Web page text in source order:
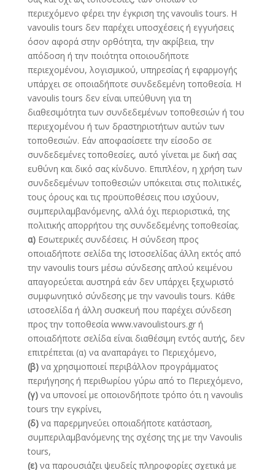
περιεχόμενο φέρει την έγκριση της vavoulis tours. Η
vavoulis tours δεν παρέχει υποσχέσεις ή εγγυήσεις
όσον αφορά στην ορθότητα, την ακρίβεια, την
απόδοση ή την ποιότητα οποιουδήποτε
περιεχομένου, λογισμικού, υπηρεσίας ή εφαρμογής
υπάρχει σε οποιαδήποτε συνδεδεμένη τοποθεσία. Η
vavoulis tours δεν είναι υπεύθυνη για τη
διαθεσιμότητα των συνδεδεμένων τοποθεσιών ή του
περιεχομένου ή των δραστηριοτήτων αυτών των
τοποθεσιών. Εάν αποφασίσετε την είσοδο σε
συνδεδεμένες τοποθεσίες, αυτό γίνεται με δική σας
ευθύνη και δικό σας κίνδυνο. Επιπλέον, η χρήση των
συνδεδεμένων τοποθεσιών υπόκειται στις πολιτικές,
τους όρους και τις προϋποθέσεις που ισχύουν,
συμπεριλαμβανόμενης, αλλά όχι περιοριστικά, της
πολιτικής απορρήτου της συνδεδεμένης τοποθεσίας.
α)Εσωτερικές συνδέσεις. Η σύνδεση προς
οποιαδήποτε σελίδα της Ιστοσελίδας άλλη εκτός από
την vavoulis tours μέσω σύνδεσης απλού κειμένου
απαγορεύεται αυστηρά εάν δεν υπάρχει ξεχωριστό
συμφωνητικό σύνδεσης με την vavoulis tours. Κάθε
ιστοσελίδα ή άλλη συσκευή που παρέχει σύνδεση
προς την τοποθεσία www.vavoulistours.gr ή
οποιαδήποτε σελίδα είναι διαθέσιμη εντός αυτής, δεν
επιτρέπεται (α) να αναπαράγει το Περιεχόμενο,
(β)να χρησιμοποιεί περιβάλλον προγράμματος
περιήγησης ή περιθωρίου γύρω από το Περιεχόμενο,
(γ)να υπονοεί με οποιονδήποτε τρόπο ότι η vavoulis
tours την εγκρίνει,
(δ)να παρερμηνεύει οποιαδήποτε κατάσταση,
συμπεριλαμβανόμενης της σχέσης της με την Vavoulis
tours,
(ε)να παρουσιάζει ψευδείς πληροφορίες σχετικά με